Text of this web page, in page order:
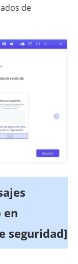
de
en
seguridad]